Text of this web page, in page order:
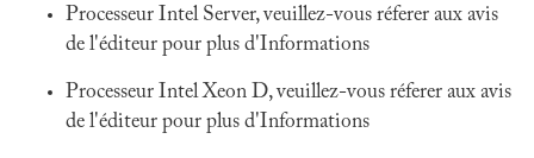
Processeur Intel Server, veuillez-vous réferer aux avis
de l'éditeur pour plus d'Informations
Processeur Intel Xeon D, veuillez-vous réferer aux avis
de l'éditeur pour plus d'Informations